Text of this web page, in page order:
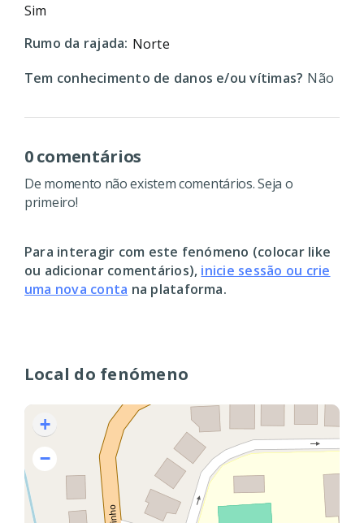
Local do fenómeno
+
−
Sim
Rumo da rajada: Norte
Tem conhecimento de danos e/ou vítimas? Não
0 comentários
De momento não existem comentários. Seja o
primeiro!
Para interagir com este fenómeno (colocar like
ou adicionar comentários), inicie sessão ou crie
uma nova conta na plataforma.